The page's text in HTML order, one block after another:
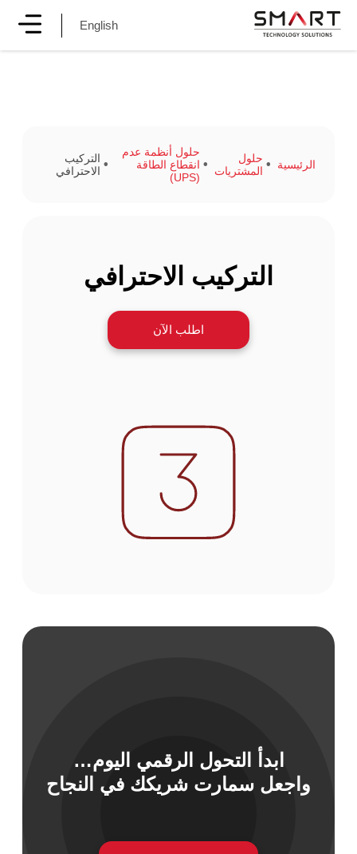
المعلومات
English
الرئيسية
حلول
المشتريات
حلول أنظمة عدم
انقطاع الطاقة
(UPS)
التركيب
الاحترافي
التركيب الاحترافي
اطلب الآن
ابدأ التحول الرقمي اليوم…
واجعل سمارت شريكك في النجاح